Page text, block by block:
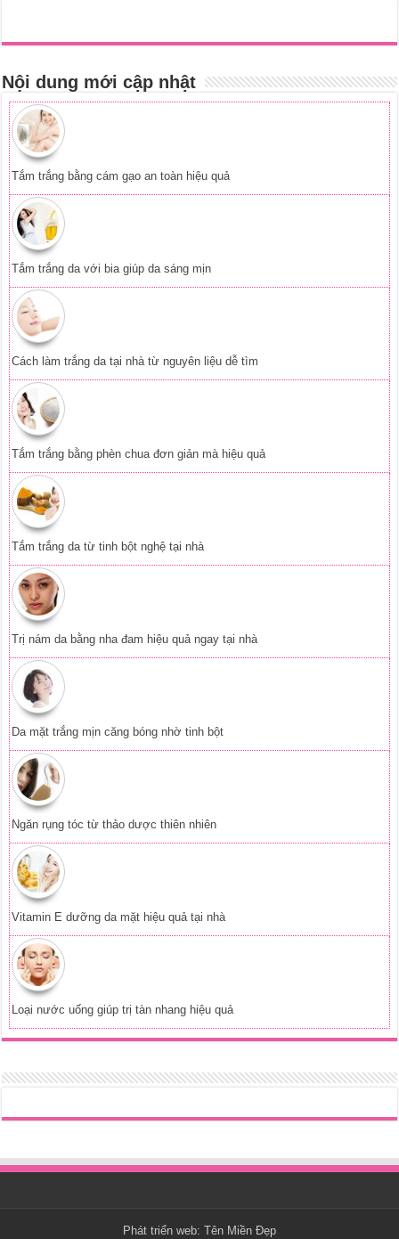
Nội dung mới cập nhật
Tắm trắng bằng cám gạo an toàn hiệu quả
Tắm trắng da với bia giúp da sáng mịn
Cách làm trắng da tại nhà từ nguyên liệu dễ tìm
Tắm trắng bằng phèn chua đơn giản mà hiệu quả
Tắm trắng da từ tinh bột nghệ tại nhà
Trị nám da bằng nha đam hiệu quả ngay tại nhà
Da mặt trắng mịn căng bóng nhờ tinh bột
Ngăn rụng tóc từ thảo dược thiên nhiên
Vitamin E dưỡng da mặt hiệu quả tại nhà
Loại nước uống giúp trị tàn nhang hiệu quả
Phát triển web: Tên Miền Đẹp